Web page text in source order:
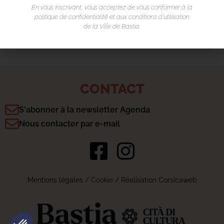
Piazza Luigi Vincetti
20200 Bastia
CONTACT
S'abonner à la newsletter Agenda
Nous contacter par e-mail
Mentions légales / Cookie/ Réalisation Corsicaweb
En vous inscrivant, vous acceptez de vous conformer à la
politique de confidentialité et aux conditions d’utilisation
de la Ville de Bastia.